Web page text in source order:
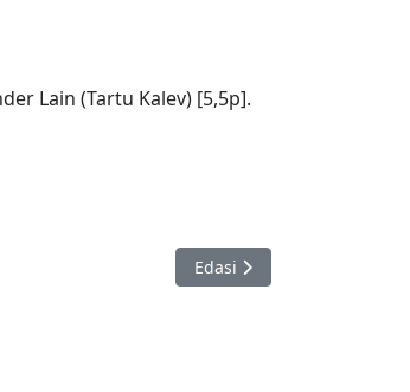
Lain (Tartu Kalev) [5,5p].
Järgmine artikkel: Eesti
Edasi